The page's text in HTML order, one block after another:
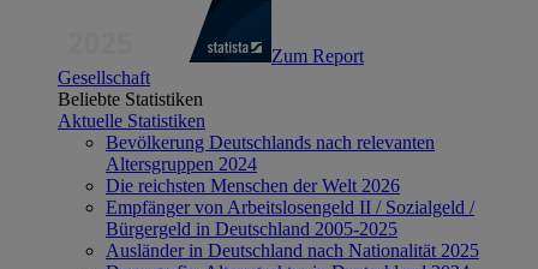
Zum Report
Gesellschaft
Beliebte Statistiken
Aktuelle Statistiken
Bevölkerung Deutschlands nach relevanten
Altersgruppen 2024
Die reichsten Menschen der Welt 2026
Empfänger von Arbeitslosengeld II / Sozialgeld /
Bürgergeld in Deutschland 2005-2025
Ausländer in Deutschland nach Nationalität 2025